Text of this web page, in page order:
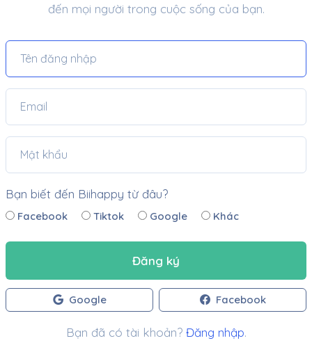
đến mọi người trong cuộc sống của bạn.
Bạn biết đến Biihappy từ đâu?
Facebook Tiktok Google Khác
Đăng ký
Google Facebook
Bạn đã có tài khoản? Đăng nhập.